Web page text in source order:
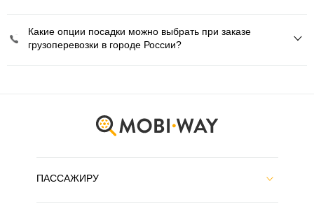
Какие опции посадки можно выбрать при заказе
грузоперевозки в городе России?
ПАССАЖИРУ